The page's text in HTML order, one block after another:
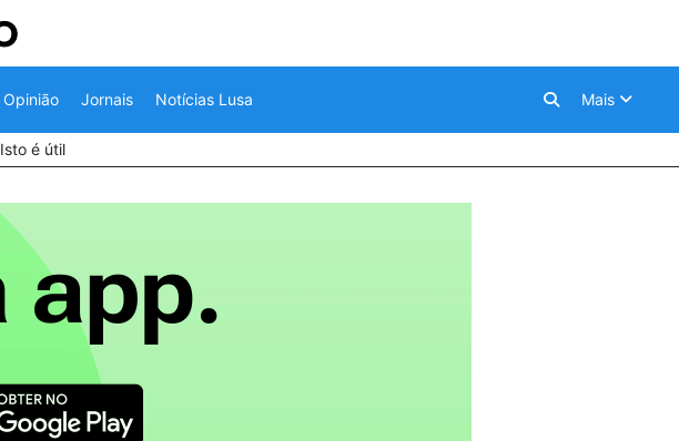
Opinião Jornais Notícias Lusa Mais
Isto é útil